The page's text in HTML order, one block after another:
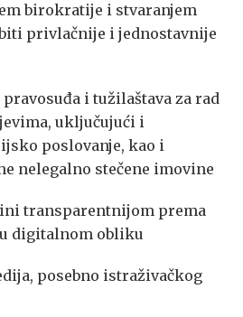
birokratije i stvaranjem
privlačnije i jednostavnije
i tužilaštava za rad
uključujući i
poslovanje, kao i
nelegalno stečene imovine
transparentnijom prema
digitalnom obliku
posebno istraživačkog